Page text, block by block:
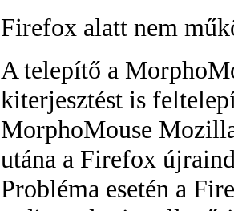
Firefox alatt nem
A telepítő a
kiterjesztést is
MorphoMouse
utána a Firefox
Probléma esetén a